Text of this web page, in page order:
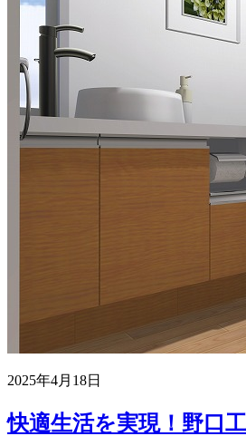
2025年4月18日
快適生活を実現！野口